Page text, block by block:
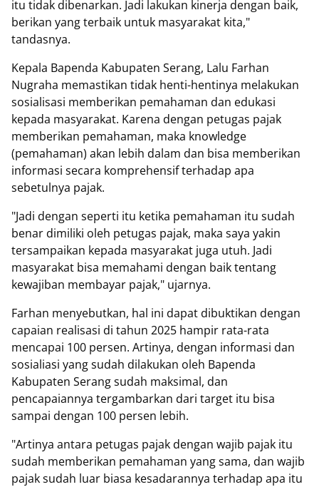
itu tidak dibenarkan. Jadi lakukan kinerja dengan baik,
berikan yang terbaik untuk masyarakat kita,"
tandasnya.
Kepala Bapenda Kabupaten Serang, Lalu Farhan
Nugraha memastikan tidak henti-hentinya melakukan
sosialisasi memberikan pemahaman dan edukasi
kepada masyarakat. Karena dengan petugas pajak
memberikan pemahaman, maka knowledge
(pemahaman) akan lebih dalam dan bisa memberikan
informasi secara komprehensif terhadap apa
sebetulnya pajak.
"Jadi dengan seperti itu ketika pemahaman itu sudah
benar dimiliki oleh petugas pajak, maka saya yakin
tersampaikan kepada masyarakat juga utuh. Jadi
masyarakat bisa memahami dengan baik tentang
kewajiban membayar pajak," ujarnya.
Farhan menyebutkan, hal ini dapat dibuktikan dengan
capaian realisasi di tahun 2025 hampir rata-rata
mencapai 100 persen. Artinya, dengan informasi dan
sosialiasi yang sudah dilakukan oleh Bapenda
Kabupaten Serang sudah maksimal, dan
pencapaiannya tergambarkan dari target itu bisa
sampai dengan 100 persen lebih.
"Artinya antara petugas pajak dengan wajib pajak itu
sudah memberikan pemahaman yang sama, dan wajib
pajak sudah luar biasa kesadarannya terhadap apa itu